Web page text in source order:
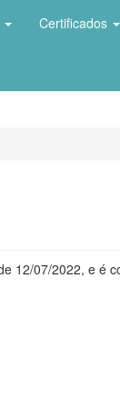
Certificados
12/07/2022, e é